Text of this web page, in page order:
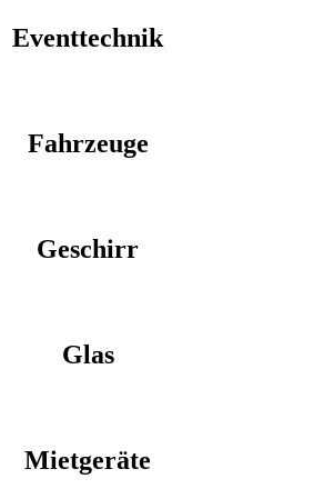
Eventtechnik
Fahrzeuge
Geschirr
Glas
Mietgeräte